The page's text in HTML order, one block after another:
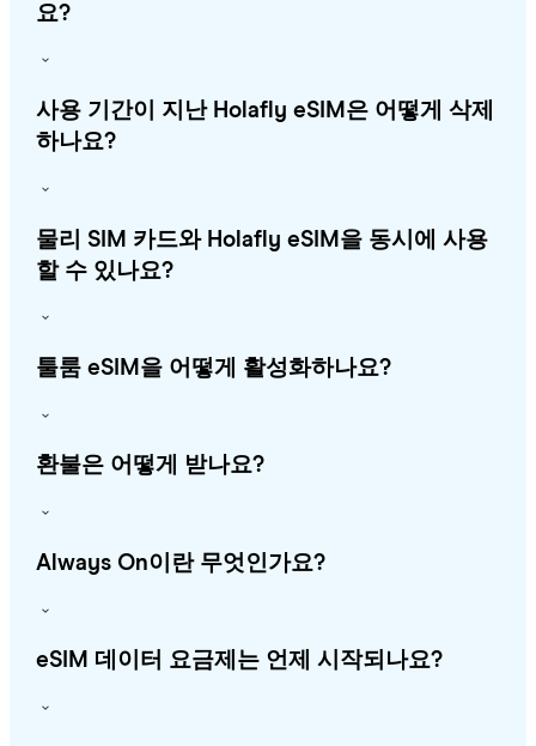
요?
사용 기간이 지난 Holafly eSIM은 어떻게 삭제
하나요?
물리 SIM 카드와 Holafly eSIM을 동시에 사용
할 수 있나요?
툴룸 eSIM을 어떻게 활성화하나요?
환불은 어떻게 받나요?
Always On이란 무엇인가요?
eSIM 데이터 요금제는 언제 시작되나요?